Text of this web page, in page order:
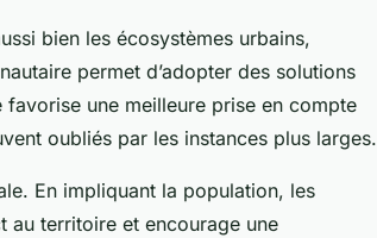
bien les écosystèmes urbains,
permet d’adopter des solutions
une meilleure prise en compte
oubliés par les instances plus larges.
En impliquant la population, les
au territoire et encourage une